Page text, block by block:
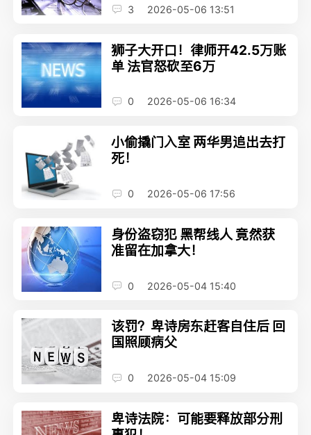
3 2026-05-06 13:51
狮子大开口！律师开42.5万账
单 法官怒砍至6万
0 2026-05-06 16:34
小偷撬门入室 两华男追出去打
死！
0 2026-05-06 17:56
身份盗窃犯 黑帮线人 竟然获
准留在加拿大！
0 2026-05-04 15:40
该罚？卑诗房东赶客自住后 回
国照顾病父
0 2026-05-04 15:09
卑诗法院：可能要释放部分刑